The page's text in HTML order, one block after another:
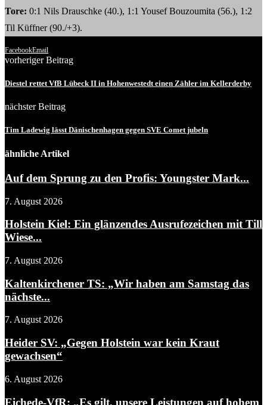
Tore: 0:1 Nils Drauschke (40.), 1:1 Yousef Bouzoumita (56.), 1:2
Til Küffner (90./+3).
FacebookEmail
vorheriger Beitrag
Diestel rettet VfB Lübeck II in Hohenwestedt einen Zähler im Kellerderby
nächster Beitrag
Tim Ladewig lässt Dänischenhagen gegen SVE Comet jubeln
ähnliche Artikel
Auf dem Sprung zu den Profis: Youngster Mark...
7. August 2026
Holstein Kiel: Ein glänzendes Ausrufezeichen mit Till
Wiese...
7. August 2026
Kaltenkirchener TS: „Wir haben am Samstag das
nächste...
7. August 2026
Heider SV: „Gegen Holstein war kein Kraut
gewachsen“
6. August 2026
Eichede-VfR: „Es gilt, unsere Leistungen auf hohem